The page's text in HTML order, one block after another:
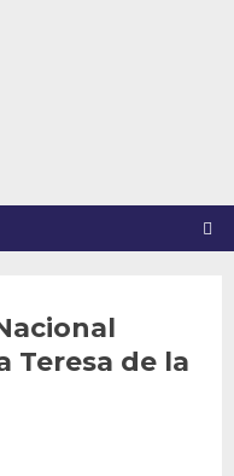
Teresa de la